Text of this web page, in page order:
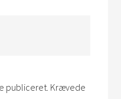
publiceret. Krævede